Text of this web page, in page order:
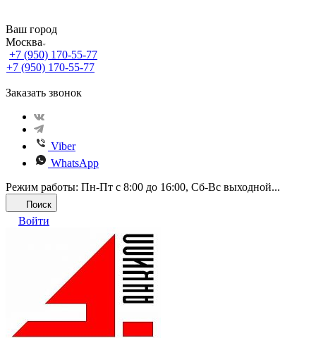
Ваш город
Москва
+7 (950) 170-55-77
+7 (950) 170-55-77
Заказать звонок
Viber
WhatsApp
Режим работы: Пн-Пт с 8:00 до 16:00, Cб-Вс выходной...
Поиск
Войти